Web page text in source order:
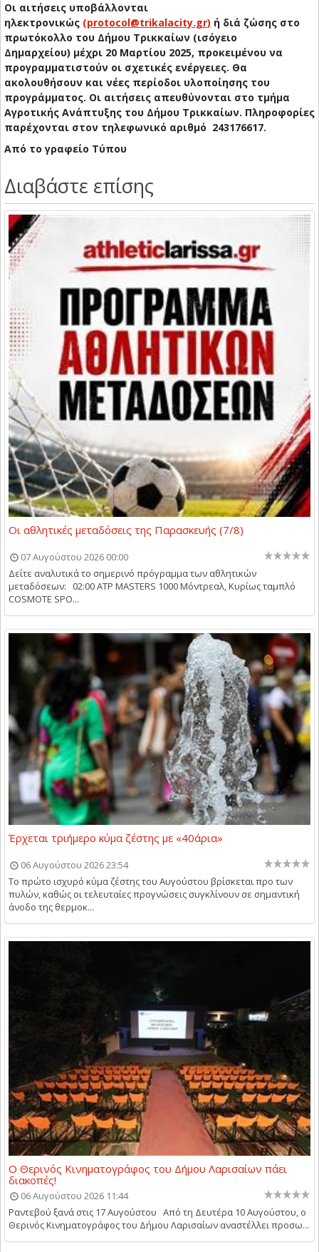
Οι αιτήσεις υποβάλλονται
ηλεκτρονικώς (protocol@trikalacity.gr) ή διά ζώσης στο
πρωτόκολλο του Δήμου Τρικκαίων (ισόγειο
Δημαρχείου) μέχρι 20 Μαρτίου 2025, προκειμένου να
προγραμματιστούν οι σχετικές ενέργειες. Θα
ακολουθήσουν και νέες περίοδοι υλοποίησης του
προγράμματος. Οι αιτήσεις απευθύνονται στο τμήμα
Αγροτικής Ανάπτυξης του Δήμου Τρικκαίων. Πληροφορίες
παρέχονται στον τηλεφωνικό αριθμό 243176617.
Από το γραφείο Τύπου
Διαβάστε επίσης
Οι αθλητικές μεταδόσεις της Παρασκευής (7/8)
07 Αυγούστου 2026 00:00
Δείτε αναλυτικά το σημερινό πρόγραμμα των αθλητικών
μεταδόσεων: 02:00 ATP MASTERS 1000 Μόντρεαλ, Κυρίως ταμπλό
COSMOTE SPO...
Έρχεται τριήμερο κύμα ζέστης με «40άρια»
06 Αυγούστου 2026 23:54
Το πρώτο ισχυρό κύμα ζέστης του Αυγούστου βρίσκεται προ των
πυλών, καθώς οι τελευταίες προγνώσεις συγκλίνουν σε σημαντική
άνοδο της θερμοκ...
Ο Θερινός Κινηματογράφος του Δήμου Λαρισαίων πάει
διακοπές!
06 Αυγούστου 2026 11:44
Ραντεβού ξανά στις 17 Αυγούστου Από τη Δευτέρα 10 Αυγούστου, ο
Θερινός Κινηματογράφος του Δήμου Λαρισαίων αναστέλλει προσω...